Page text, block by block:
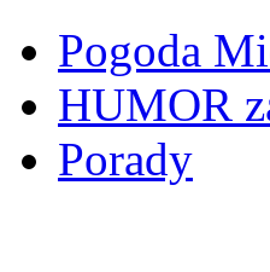
Pogoda
HUMOR
Porady